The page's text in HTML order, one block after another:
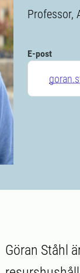
Professor,
E-post
Göran Ståhl